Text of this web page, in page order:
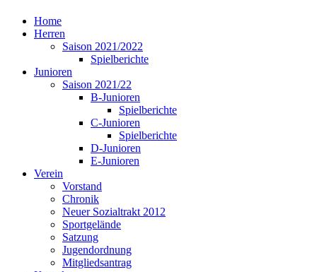
Home
Herren
Saison 2021/2022
Spielberichte
Junioren
Saison 2021/22
B-Junioren
Spielberichte
C-Junioren
Spielberichte
D-Junioren
E-Junioren
Verein
Vorstand
Chronik
Neuer Sozialtrakt 2012
Sportgelände
Satzung
Jugendordnung
Mitgliedsantrag